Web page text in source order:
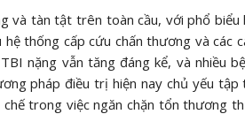
và tàn tật trên toàn cầu, với phổ biểu
thống cấp cứu chấn thương và các
nặng vẫn tăng đáng kể, và nhiều
pháp điều trị hiện nay chủ yếu
trong việc ngăn chặn tổn thương